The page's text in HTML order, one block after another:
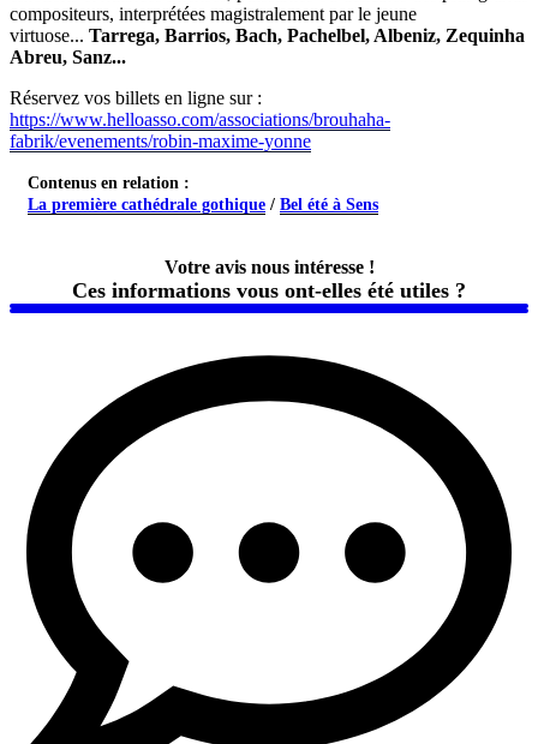
compositeurs, interprétées magistralement par le jeune
virtuose... Tarrega, Barrios, Bach, Pachelbel, Albeniz, Zequinha
Abreu, Sanz...
Réservez vos billets en ligne sur :
https://www.helloasso.com/associations/brouhaha-
fabrik/evenements/robin-maxime-yonne
Contenus en relation :
La première cathédrale gothique / Bel été à Sens
Votre avis nous intéresse !
Ces informations vous ont-elles été utiles ?